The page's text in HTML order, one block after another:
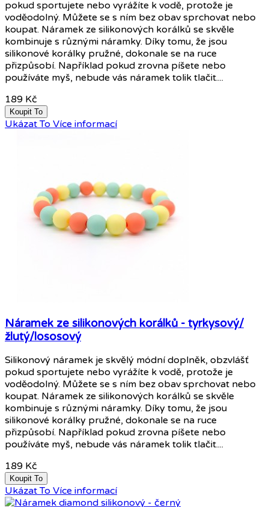
pokud sportujete nebo vyrážíte k vodě, protože je
voděodolný. Můžete se s ním bez obav sprchovat nebo
koupat. Náramek ze silikonových korálků se skvěle
kombinuje s různými náramky. Díky tomu, že jsou
silikonové korálky pružné, dokonale se na ruce
přizpůsobí. Například pokud zrovna píšete nebo
používáte myš, nebude vás náramek tolik tlačit....
189 Kč
Koupit To
Ukázat To Více informací
Náramek ze silikonových korálků - tyrkysový/
žlutý/lososový
Silikonový náramek je skvělý módní doplněk, obzvlášť
pokud sportujete nebo vyrážíte k vodě, protože je
voděodolný. Můžete se s ním bez obav sprchovat nebo
koupat. Náramek ze silikonových korálků se skvěle
kombinuje s různými náramky. Díky tomu, že jsou
silikonové korálky pružné, dokonale se na ruce
přizpůsobí. Například pokud zrovna píšete nebo
používáte myš, nebude vás náramek tolik tlačit....
189 Kč
Koupit To
Ukázat To Více informací